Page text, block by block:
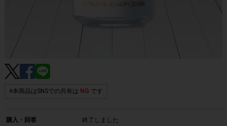
※本商品はSNSでの共有は NG です
購入・回答
終了しました